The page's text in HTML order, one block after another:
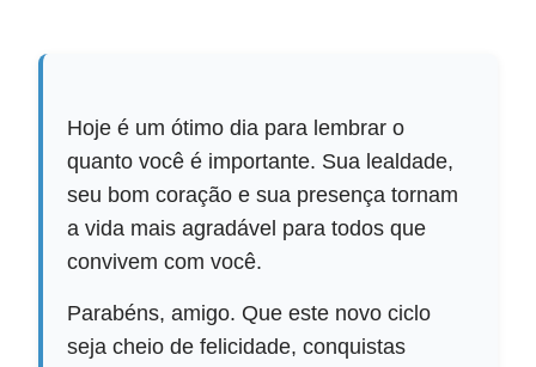
Hoje é um ótimo dia para lembrar o
quanto você é importante. Sua lealdade,
seu bom coração e sua presença tornam
a vida mais agradável para todos que
convivem com você.
Parabéns, amigo. Que este novo ciclo
seja cheio de felicidade, conquistas